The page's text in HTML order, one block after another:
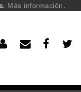
Más información